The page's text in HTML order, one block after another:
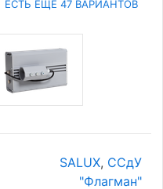
ЕСТЬ ЕЩЁ 47 ВАРИАНТОВ
SALUX, ССдУ
"Флагман"